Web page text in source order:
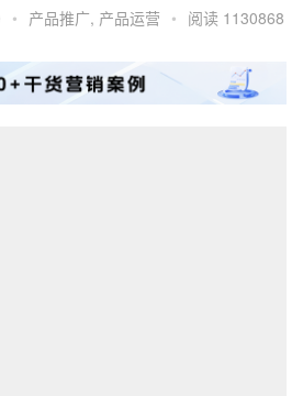
Yahoo Bing
活动 用户 游戏 海外
跨境 青瓜通
• 产品推广, 产品运营 • 阅读 1130868